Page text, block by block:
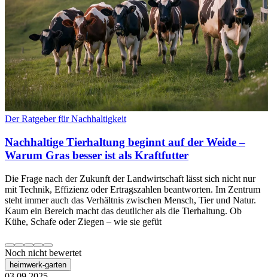
Der Ratgeber für Nachhaltigkeit
Nachhaltige Tierhaltung beginnt auf der Weide –
Warum Gras besser ist als Kraftfutter
Die Frage nach der Zukunft der Landwirtschaft lässt sich nicht nur
mit Technik, Effizienz oder Ertragszahlen beantworten. Im Zentrum
steht immer auch das Verhältnis zwischen Mensch, Tier und Natur.
Kaum ein Bereich macht das deutlicher als die Tierhaltung. Ob
Kühe, Schafe oder Ziegen – wie sie gefüt
Noch nicht bewertet
heimwerk-garten